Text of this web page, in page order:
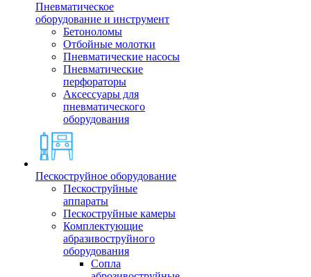
Пневматическое
оборудование и инструмент
Бетоноломы
Отбойные молотки
Пневматические насосы
Пневматические
перфораторы
Аксессуары для
пневматического
оборудования
Пескоструйное оборудование
Пескоструйные
аппараты
Пескоструйные камеры
Комплектующие
абразивоструйного
оборудования
Сопла